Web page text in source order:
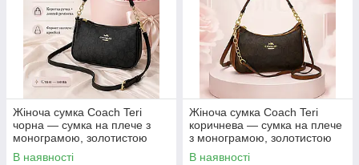
Жіноча сумка Coach Teri
чорна — сумка на плече з
монограмою, золотистою
фурнітурою та ремінцем
В наявності
Жіноча сумка Coach Teri
коричнева — сумка на плече
з монограмою, золотистою
фурнітурою та ремінцем
В наявності